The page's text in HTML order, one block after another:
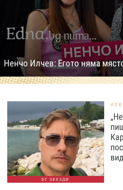
Ненчо Илчев: Егото няма
БГ ЗВЕЗДИ